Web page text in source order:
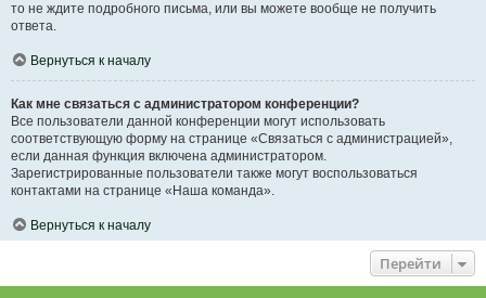
то не ждите подробного письма, или вы можете вообще не получить
ответа.
Вернуться к началу
Как мне связаться с администратором конференции?
Все пользователи данной конференции могут использовать
соответствующую форму на странице «Связаться с администрацией»,
если данная функция включена администратором.
Зарегистрированные пользователи также могут воспользоваться
контактами на странице «Наша команда».
Вернуться к началу
Перейти